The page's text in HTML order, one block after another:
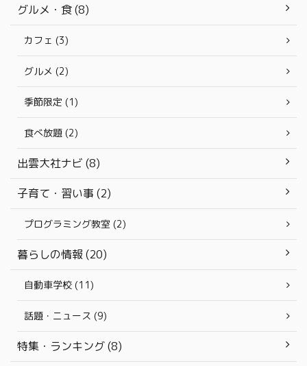
グルメ・食 (8)
カフェ (3)
グルメ (2)
季節限定 (1)
食べ放題 (2)
出雲大社ナビ (8)
子育て・習い事 (2)
プログラミング教室 (2)
暮らしの情報 (20)
自動車学校 (11)
話題・ニュース (9)
特集・ランキング (8)